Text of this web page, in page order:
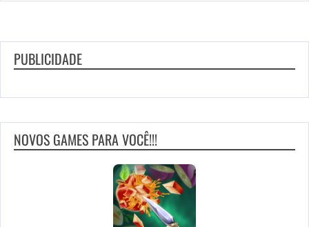
PUBLICIDADE
NOVOS GAMES PARA VOCÊ!!!